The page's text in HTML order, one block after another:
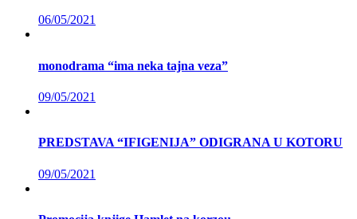
06/05/2021
monodrama “ima neka tajna veza”
09/05/2021
PREDSTAVA “IFIGENIJA” ODIGRANA U KOTORU
09/05/2021